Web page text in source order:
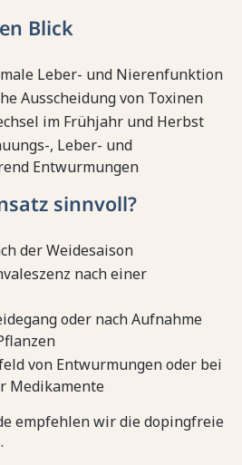
Blick
Leber- und Nierenfunktion
Ausscheidung von Toxinen
im Frühjahr und Herbst
, Leber- und
Entwurmungen
sinnvoll?
der Weidesaison
nach einer
oder nach Aufnahme
von Entwurmungen oder bei
Medikamente
empfehlen wir die dopingfreie